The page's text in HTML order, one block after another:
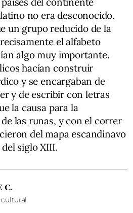
no era desconocido.
un grupo reducido de la
el alfabeto
algo muy importante.
hacían construir
y se encargaban de
y de escribir con letras
la causa para la
las runas, y con el correr
del mapa escandinavo
siglo XIII.
C.